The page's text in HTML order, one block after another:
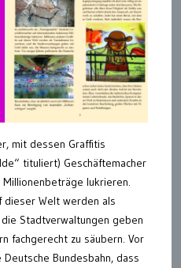
mit dessen Graffitis
tituliert) Geschäftemacher
lukrieren.
dieser Welt werden als
Stadtverwaltungen geben
fachgerecht zu säubern. Vor
Bundesbahn, dass